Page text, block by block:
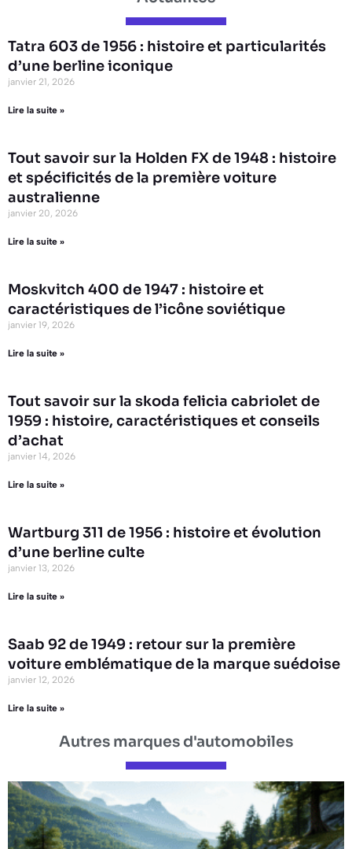
Tatra 603 de 1956 : histoire et particularités
d’une berline iconique
janvier 21, 2026
Lire la suite »
Tout savoir sur la Holden FX de 1948 : histoire
et spécificités de la première voiture
australienne
janvier 20, 2026
Lire la suite »
Moskvitch 400 de 1947 : histoire et
caractéristiques de l’icône soviétique
janvier 19, 2026
Lire la suite »
Tout savoir sur la skoda felicia cabriolet de
1959 : histoire, caractéristiques et conseils
d’achat
janvier 14, 2026
Lire la suite »
Wartburg 311 de 1956 : histoire et évolution
d’une berline culte
janvier 13, 2026
Lire la suite »
Saab 92 de 1949 : retour sur la première
voiture emblématique de la marque suédoise
janvier 12, 2026
Lire la suite »
Autres marques d'automobiles